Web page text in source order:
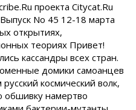
проекта Citycat.Ru
No 45 12-18 марта
открытиях,
теориях Привет!
кассандры всех стран.
домики самоанцев
космический волк,
обшивку намертво